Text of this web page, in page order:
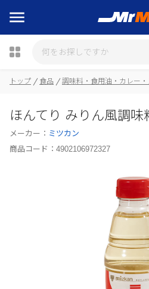
瓶詰
トップ 食品 調味料・食用油・カレー・
ほんてり みりん風調味
メーカー： ミツカン
商品コード： 4902106972327